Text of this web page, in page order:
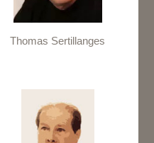
Thomas Sertillanges